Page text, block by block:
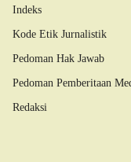
Indeks
Kode Etik Jurnalistik
Pedoman Hak Jawab
Pedoman Pemberitaan
Redaksi